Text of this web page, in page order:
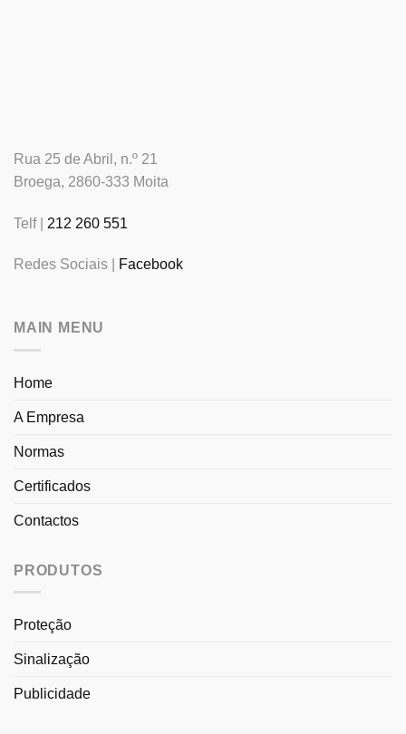
Rua 25 de Abril, n.º 21
Broega, 2860-333 Moita
Telf | 212 260 551
Redes Sociais | Facebook
MAIN MENU
Home
A Empresa
Normas
Certificados
Contactos
PRODUTOS
Proteção
Sinalização
Publicidade